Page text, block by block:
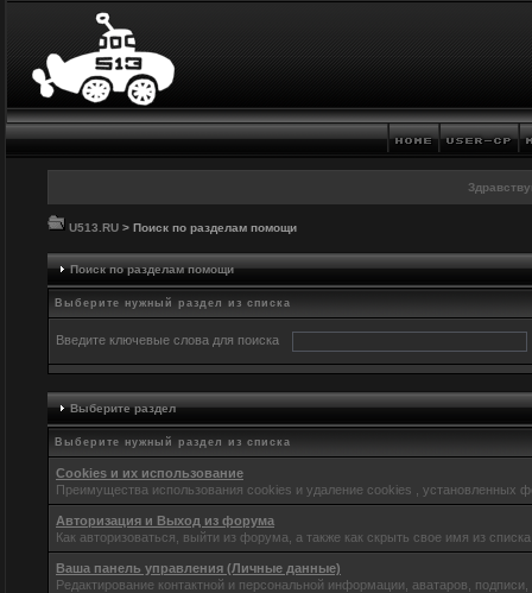
U513.RU > Поиск по разделам помощи
Поиск по разделам помощи
Выберите нужный раздел из списка
Введите ключевые слова для поиска
Выберите раздел
Выберите нужный раздел из списка
Cookies и их использование
Преимущества использования cookies и удаление cookies , установленных
Авторизация и Выход из форума
Как авторизоваться, выйти из форума, а также как скрыть свое имя из
Ваша панель управления (Личные данные)
Редактирование контактной и персональной информации, аватаров,